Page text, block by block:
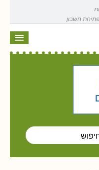
פתיחת חשבון